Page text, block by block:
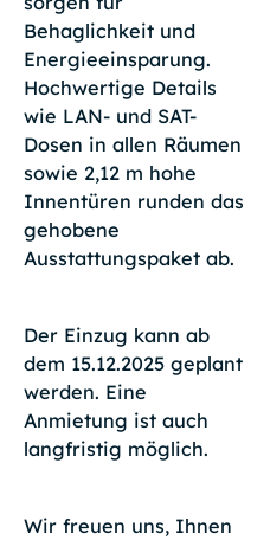
Behaglichkeit und
Energieeinsparung.
Hochwertige Details
wie LAN- und SAT-
Dosen in allen Räumen
sowie 2,12 m hohe
Innentüren runden das
gehobene
Ausstattungspaket ab.
Der Einzug kann ab
dem 15.12.2025 geplant
werden. Eine
Anmietung ist auch
langfristig möglich.
Wir freuen uns, Ihnen